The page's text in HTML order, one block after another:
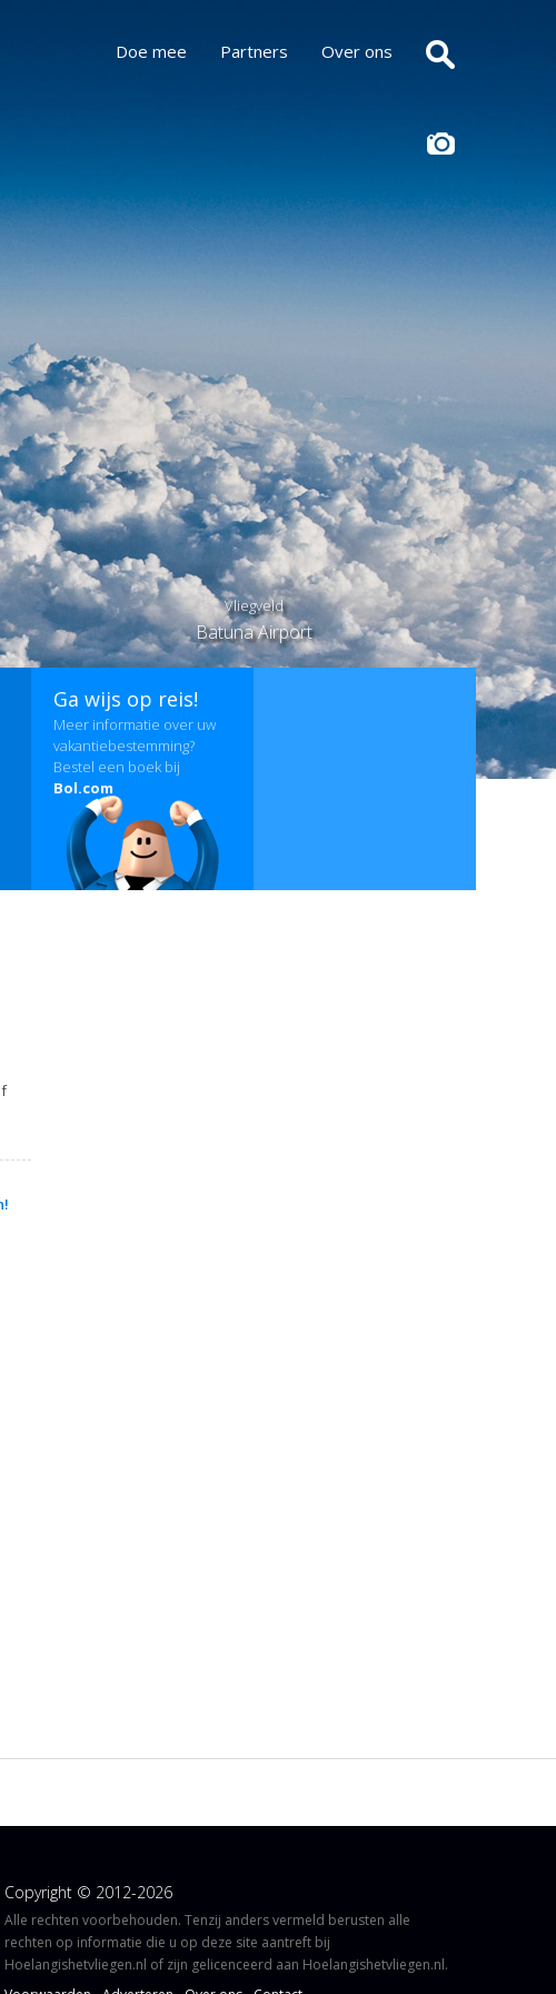
Doe mee Partners Over ons
Vliegveld
Batuna Airport
Ga wijs op reis!
Meer informatie over uw
vakantiebestemming?
Bestel een boek bij
Bol.com
Copyright © 2012-2026
Alle rechten voorbehouden. Tenzij anders vermeld berusten alle
rechten op informatie die u op deze site aantreft bij
Hoelangishetvliegen.nl of zijn gelicenceerd aan Hoelangishetvliegen.nl.